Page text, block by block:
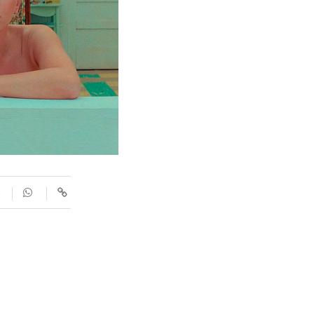
SUPLEMENTS
Fotogaleries
9magazín
Agenda